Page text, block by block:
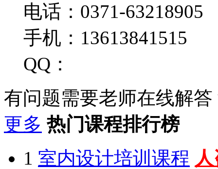
电话：0371-63218905
手机：13613841515
QQ：
有问题需要老师在线解答
更多 热门课程排行榜
1 室内设计培训课程